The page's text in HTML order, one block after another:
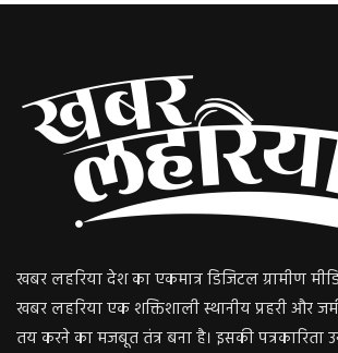
खबर लहरिया देश का एकमात्र डिजिटल ग्रामीण
खबर लहरिया एक शक्तिशाली स्थानीय प्रहरी और
तय करने का मजबूत तंत्र बना है। इसकी पत्रकारिता